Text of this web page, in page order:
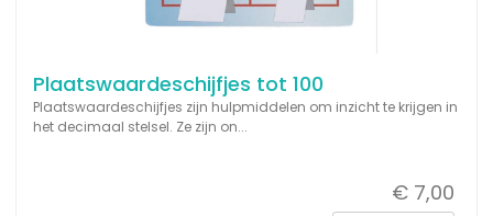
Plaatswaardeschijfjes tot 100
Plaatswaardeschijfjes zijn hulpmiddelen om inzicht te krijgen in
het decimaal stelsel. Ze zijn on...
€ 7,00